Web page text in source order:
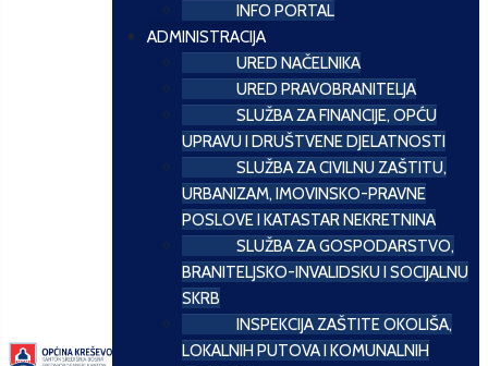
INFO PORTAL
ADMINISTRACIJA
URED NAČELNIKA
URED PRAVOBRANITELJA
SLUŽBA ZA FINANCIJE, OPĆU
UPRAVU I DRUŠTVENE DJELATNOSTI
SLUŽBA ZA CIVILNU ZAŠTITU,
URBANIZAM, IMOVINSKO-PRAVNE
POSLOVE I KATASTAR NEKRETNINA
SLUŽBA ZA GOSPODARSTVO,
BRANITELJSKO-INVALIDSKU I SOCIJALNU
SKRB
INSPEKCIJA ZAŠTITE OKOLIŠA,
LOKALNIH PUTOVA I KOMUNALNIH